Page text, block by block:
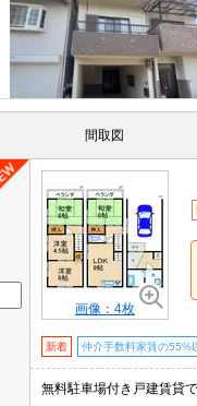
間取図
画像：4枚
新着 仲介手数料家賃の55%
無料駐車場付き戸建賃貸